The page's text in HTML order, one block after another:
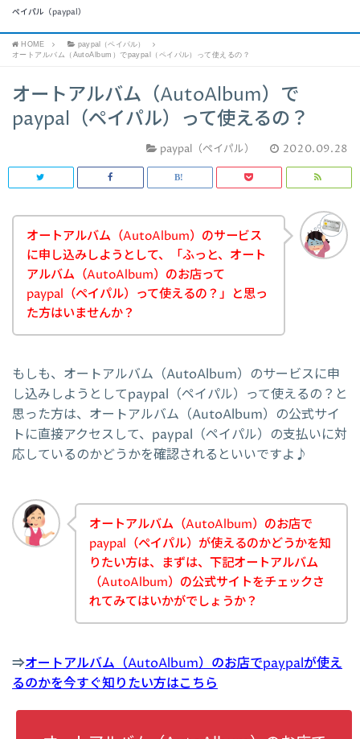
ペイパル（paypal）
HOME
paypal（ペイパル）
オートアルバム（AutoAlbum）でpaypal（ペイパル）って使えるの？
オートアルバム（AutoAlbum）で
paypal（ペイパル）って使えるの？
paypal（ペイパル） 2020.09.28
オートアルバム（AutoAlbum）のサービス
に申し込みしようとして、「ふっと、オート
アルバム（AutoAlbum）のお店って
paypal（ペイパル）って使えるの？」と思っ
た方はいませんか？
もしも、オートアルバム（AutoAlbum）のサービスに申
し込みしようとしてpaypal（ペイパル）って使えるの？と
思った方は、オートアルバム（AutoAlbum）の公式サイ
トに直接アクセスして、paypal（ペイパル）の支払いに対
応しているのかどうかを確認されるといいですよ♪
オートアルバム（AutoAlbum）のお店で
paypal（ペイパル）が使えるのかどうかを知
りたい方は、まずは、下記オートアルバム
（AutoAlbum）の公式サイトをチェックさ
れてみてはいかがでしょうか？
⇒オートアルバム（AutoAlbum）のお店でpaypalが使え
るのかを今すぐ知りたい方はこちら